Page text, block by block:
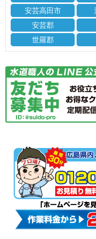
安芸高田市
安芸郡
世羅郡